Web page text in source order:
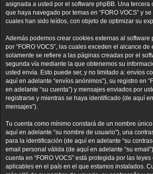
asignada a usted por el software phpBB. Una tercera
que haya navegado por temas en “FORO VOCS” y
cuales han sido leídos, con objeto de optimizar su
Además podemos crear cookies externas al software
por “FORO VOCS”, las cuales exceden el alcance de
solamente se refiere a las páginas creadas por el
segunda vía mediante la que obtenemos su
usted envía. Esto puede ser, y no limitado a: envíos
aquí en adelante “envíos anónimos”), su registro en
en adelante “su cuenta”) y mensajes enviados por
registrarse y mientras se haya identificado (de aquí
mensajes”).
Tu cuenta como mínimo constará de un nombre
aquí en adelante “su nombre de usuario”), una
para la identificación (de aquí en adelante “su
email personal válida (de aquí en adelante “su
cuenta en “FORO VOCS” está protegida por las
aplicables en el país en el que estamos instalados.